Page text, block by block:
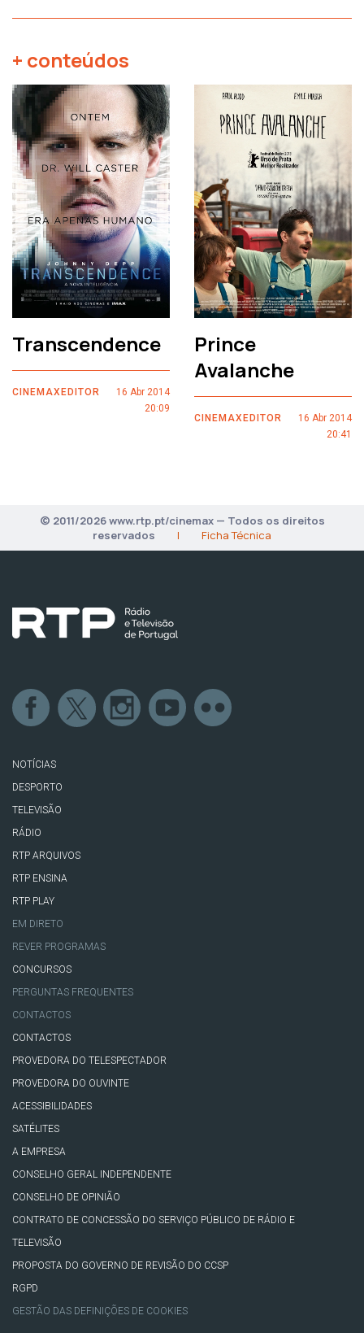
+ conteúdos
Transcendence
CINEMAXEDITOR
16 Abr 2014
20:09
Prince
Avalanche
CINEMAXEDITOR
16 Abr 2014
20:41
© 2011/2026 www.rtp.pt/cinemax — Todos os direitos
reservados
| Ficha Técnica
NOTÍCIAS
DESPORTO
TELEVISÃO
RÁDIO
RTP ARQUIVOS
RTP ENSINA
RTP PLAY
EM DIRETO
REVER PROGRAMAS
CONCURSOS
PERGUNTAS FREQUENTES
CONTACTOS
CONTACTOS
PROVEDORA DO TELESPECTADOR
PROVEDORA DO OUVINTE
ACESSIBILIDADES
SATÉLITES
A EMPRESA
CONSELHO GERAL INDEPENDENTE
CONSELHO DE OPINIÃO
CONTRATO DE CONCESSÃO DO SERVIÇO PÚBLICO DE RÁDIO E
TELEVISÃO
PROPOSTA DO GOVERNO DE REVISÃO DO CCSP
RGPD
GESTÃO DAS DEFINIÇÕES DE COOKIES